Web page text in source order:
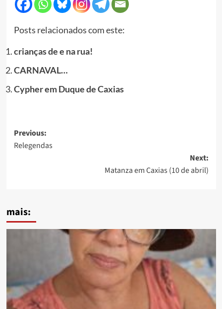
Posts relacionados com este:
crianças de e na rua!
CARNAVAL…
Cypher em Duque de Caxias
Post
navigation
Previous:
Relegendas
Next:
Matanza em Caxias (10 de abril)
mais: